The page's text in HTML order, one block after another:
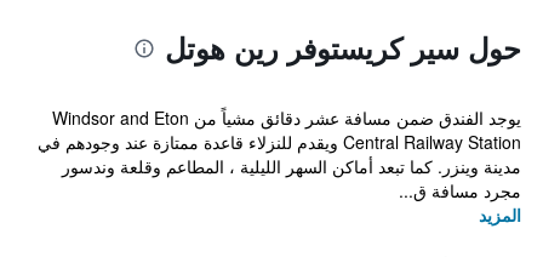
حول سير كريستوفر رين هوتل
يوجد الفندق ضمن مسافة عشر دقائق مشياً من Windsor and Eton
Central Railway Station ويقدم للنزلاء قاعدة ممتازة عند وجودهم في
مدينة وينزر. كما تبعد أماكن السهر الليلية ، المطاعم وقلعة وندسور
مجرد مسافة ق...
المزيد